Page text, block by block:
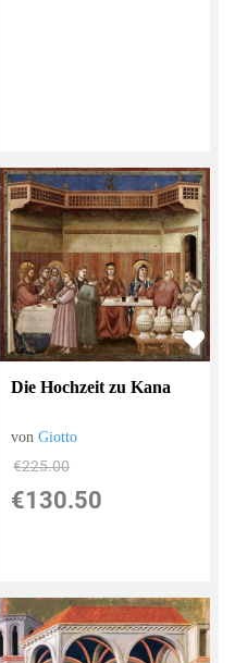
Die Hochzeit zu Kana
vonGiotto
€225.00
€130.50